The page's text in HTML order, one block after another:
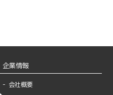
企業情報
会社概要